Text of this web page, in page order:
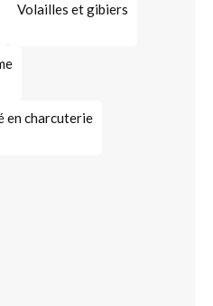
Volailles et gibiers
en charcuterie